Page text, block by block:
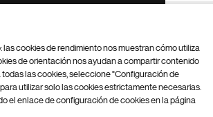
Footer
Configuración de cookies Mapa del sitio
cookies de rendimiento nos muestran cómo utiliza
de orientación nos ayudan a compartir contenido
las cookies, seleccione "Configuración de
utilizar solo las cookies estrictamente necesarias.
el enlace de configuración de cookies en la página